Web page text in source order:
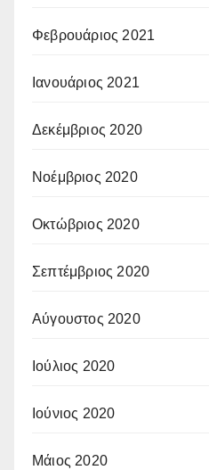
Φεβρουάριος 2021
Ιανουάριος 2021
Δεκέμβριος 2020
Νοέμβριος 2020
Οκτώβριος 2020
Σεπτέμβριος 2020
Αύγουστος 2020
Ιούλιος 2020
Ιούνιος 2020
Μάιος 2020